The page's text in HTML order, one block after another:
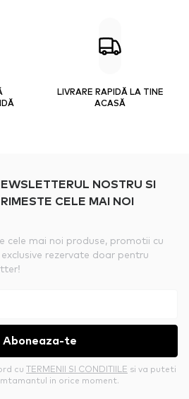
LIVRARE RAPIDĂ LA TINE
ACASĂ
NOSTRU SI
CELE MAI NOI
cele mai noi produse, promotii cu
rezervate doar pentru
Aboneaza-te
cu TERMENII SI CONDITIILE si va puteti
in orice moment.